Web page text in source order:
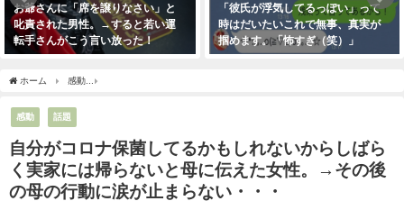
お爺さんに「席を譲りなさい」と
叱責された男性。→すると若い運
転手さんがこう言い放った！
「彼氏が浮気してるっぽい」って
時はだいたいこれで無事、真実が
掴めます。「怖すぎ（笑）」
ホーム 感動
感動 話題
自分がコロナ保菌してるかもしれないからしばら
く実家には帰らないと母に伝えた女性。→その後
の母の行動に涙が止まらない・・・